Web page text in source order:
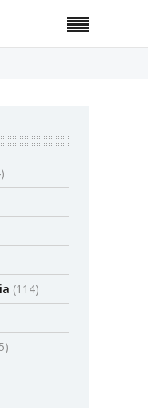
(114)